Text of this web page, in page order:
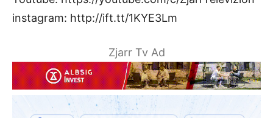
instagram: http://ift.tt/1KYE3Lm
Zjarr Tv Ad